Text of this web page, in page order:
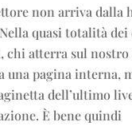
non arriva dalla
quasi totalità dei
chi atterra sul nostro
una pagina interna,
dell’ultimo
È bene quindi